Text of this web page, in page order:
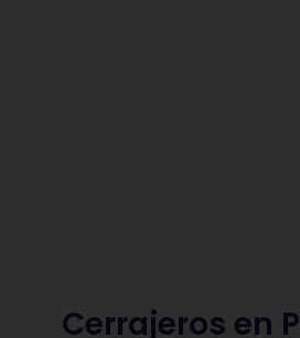
Cerrajeros en